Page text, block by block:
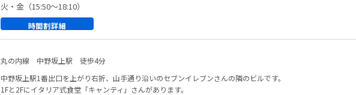
火・金（15:50～18:10）
時間割詳細
丸の内線 中野坂上駅 徒歩4分
中野坂上駅1番出口を上がり右折、山手通り沿いのセブンイレブンさんの隣のビルです。
1Fと2Fにイタリア式食堂「キャンティ」さんがあります。